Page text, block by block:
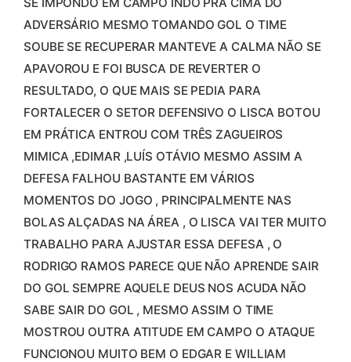
ADVERSÁRIO MESMO TOMANDO GOL O TIME
SOUBE SE RECUPERAR MANTEVE A CALMA NÃO SE
APAVOROU E FOI BUSCA DE REVERTER O
RESULTADO, O QUE MAIS SE PEDIA PARA
FORTALECER O SETOR DEFENSIVO O LISCA BOTOU
EM PRÁTICA ENTROU COM TRÊS ZAGUEIROS
MIMICA ,EDIMAR ,LUÍS OTÁVIO MESMO ASSIM A
DEFESA FALHOU BASTANTE EM VÁRIOS
MOMENTOS DO JOGO , PRINCIPALMENTE NAS
BOLAS ALÇADAS NA ÁREA , O LISCA VAI TER MUITO
TRABALHO PARA AJUSTAR ESSA DEFESA , O
RODRIGO RAMOS PARECE QUE NÃO APRENDE SAIR
DO GOL SEMPRE AQUELE DEUS NOS ACUDA NÃO
SABE SAIR DO GOL , MESMO ASSIM O TIME
MOSTROU OUTRA ATITUDE EM CAMPO O ATAQUE
FUNCIONOU MUITO BEM O EDGAR E WILLIAM